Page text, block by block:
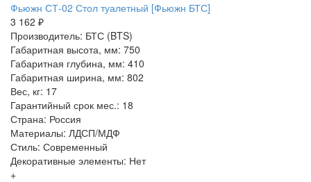
Фьюжн СТ-02 Стол туалетный [Фьюжн БТС]
3 162 ₽
Производитель: БТС (BTS)
Габаритная высота, мм: 750
Габаритная глубина, мм: 410
Габаритная ширина, мм: 802
Вес, кг: 17
Гарантийный срок мес.: 18
Страна: Россия
Материалы: ЛДСП/МДФ
Стиль: Современный
Декоративные элементы: Нет
+